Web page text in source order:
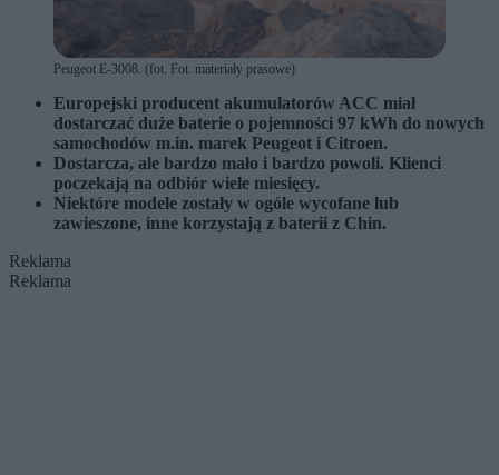
Peugeot E-3008. (fot. Fot. materiały prasowe)
Europejski producent akumulatorów ACC miał
dostarczać duże baterie o pojemności 97 kWh do nowych
samochodów m.in. marek Peugeot i Citroen.
Dostarcza, ale bardzo mało i bardzo powoli. Klienci
poczekają na odbiór wiele miesięcy.
Niektóre modele zostały w ogóle wycofane lub
zawieszone, inne korzystają z baterii z Chin.
Reklama
Reklama